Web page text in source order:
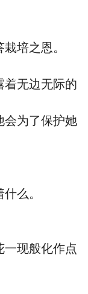
培之恩。
着无边无际的
会为了保护她
么。
一现般化作点